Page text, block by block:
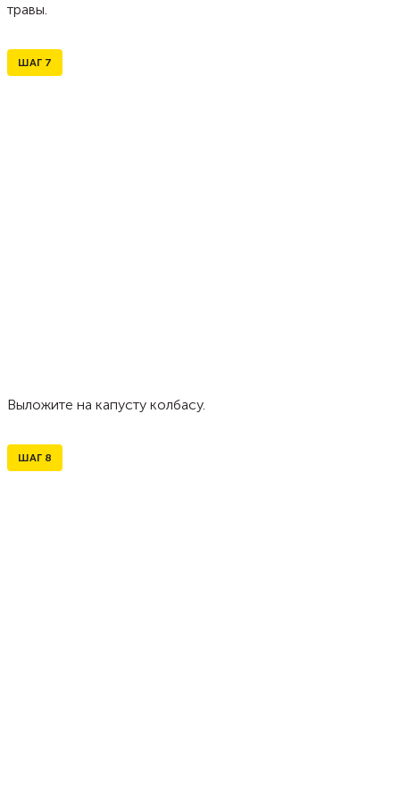
травы.
ШАГ 7
Выложите на капусту колбасу.
ШАГ 8